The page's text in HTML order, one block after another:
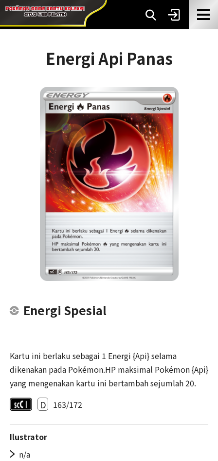
Energi Api Panas
Energi Spesial
Kartu ini berlaku sebagai 1 Energi {Api} selama
dikenakan pada Pokémon.HP maksimal Pokémon {Api}
yang mengenakan kartu ini bertambah sejumlah 20.
D 163/172
Ilustrator
n/a